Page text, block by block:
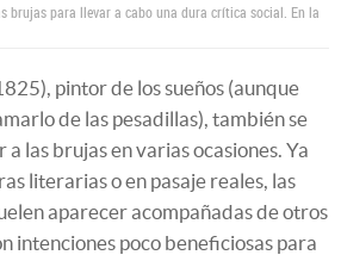
brujas para llevar a cabo una dura crítica social. En la
pintor de los sueños (aunque
de las pesadillas), también se
las brujas en varias ocasiones. Ya
literarias o en pasaje reales, las
aparecer acompañadas de otros
intenciones poco beneficiosas para